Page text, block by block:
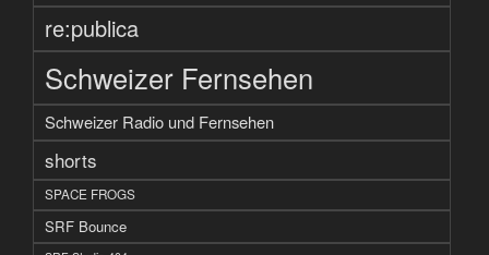
re:publica
Schweizer Fernsehen
Schweizer Radio und Fernsehen
shorts
SPACE FROGS
SRF Bounce